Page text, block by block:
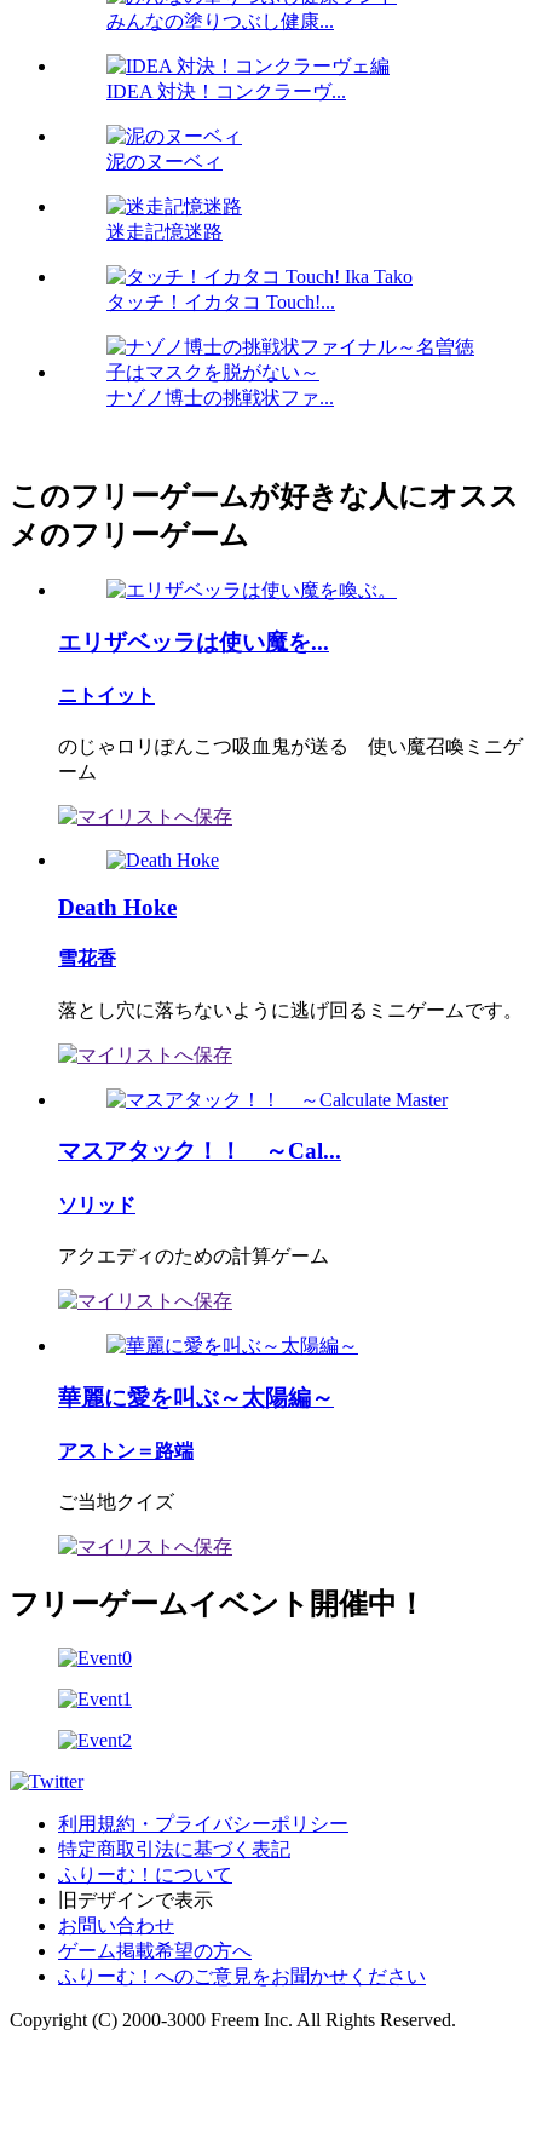
みんなの塗りつぶし健康...
IDEA 対決！コンクラーヴ...
泥のヌーベィ
迷走記憶迷路
タッチ！イカタコ Touch!...
ナゾノ博士の挑戦状ファ...
このフリーゲームが好きな人にオスス
メのフリーゲーム
エリザベッラは使い魔を...
ニトイット
のじゃロリぽんこつ吸血鬼が送る 使い魔召喚ミニゲ
ーム
Death Hoke
雪花香
落とし穴に落ちないように逃げ回るミニゲームです。
マスアタック！！ ～Cal...
ソリッド
アクエディのための計算ゲーム
華麗に愛を叫ぶ～太陽編～
アストン＝路端
ご当地クイズ
フリーゲームイベント開催中！
利用規約・プライバシーポリシー
特定商取引法に基づく表記
ふりーむ！について
旧デザインで表示
お問い合わせ
ゲーム掲載希望の方へ
ふりーむ！へのご意見をお聞かせください
Copyright (C) 2000-3000 Freem Inc. All Rights Reserved.